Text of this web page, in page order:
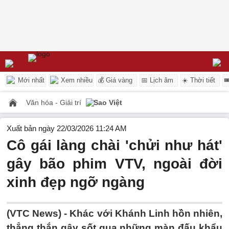
Mới nhất Xem nhiều 💰 Giá vàng 📅 Lịch âm ☀️ Thời tiết
Văn hóa - Giải trí Sao Việt
Xuất bản ngày 22/03/2026 11:24 AM
Cô gái làng chài 'chửi như hát'
gây bão phim VTV, ngoài đời
xinh đẹp ngỡ ngàng
(VTC News) - Khác với Khánh Linh hồn nhiên,